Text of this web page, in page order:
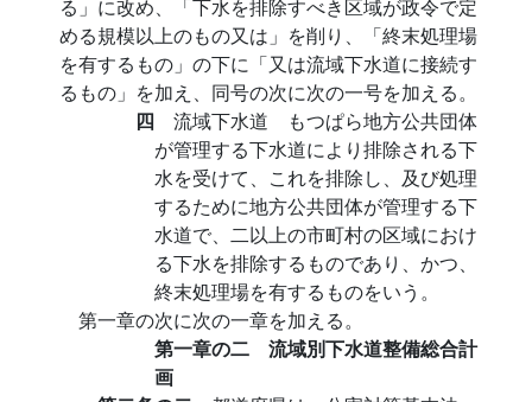
る」に改め、「下水を排除すべき区域が政令で定
める規模以上のもの又は」を削り、「終末処理場
を有するもの」の下に「又は流域下水道に接続す
るもの」を加え、同号の次に次の一号を加える。
四 流域下水道 もつぱら地方公共団体
が管理する下水道により排除される下
水を受けて、これを排除し、及び処理
するために地方公共団体が管理する下
水道で、二以上の市町村の区域におけ
る下水を排除するものであり、かつ、
終末処理場を有するものをいう。
第一章の次に次の一章を加える。
第一章の二 流域別下水道整備総合計
画